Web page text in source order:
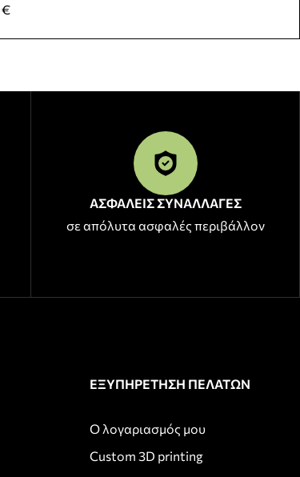
€
ΑΣΦΑΛΕΙΣ ΣΥΝΑΛΛΑΓΕΣ
σε απόλυτα ασφαλές περιβάλλον
ΕΞΥΠΗΡΕΤΗΣΗ ΠΕΛΑΤΩΝ
Ο λογαριασμός μου
Custom 3D printing